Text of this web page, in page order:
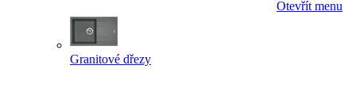
Otevřít menu
Granitové dřezy